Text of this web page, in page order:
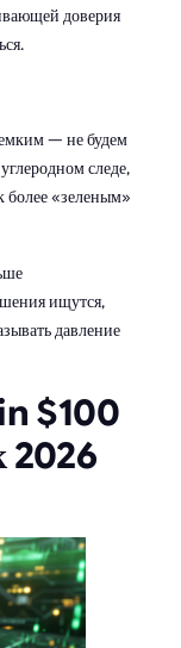
доверия
— не будем
следе,
более «зеленым»
ищутся,
давление
$100
2026